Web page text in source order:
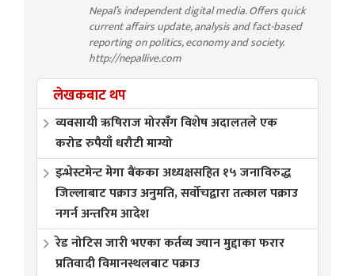
Nepal’s independent digital media. Offers quick
current affairs update, analysis and fact-based
reporting on politics, economy and society.
http://nepallive.com
लेखकबाट थप
व्यवसायी ऋषिराज मोरसँग विशेष अदालतले एक
करोड रुपैयाँ धरौटी माग्यो
इन्भेस्टमेन्ट मेगा बैंकका अध्यक्षसहित १५ जनाविरुद्ध
जिल्लाबाट पक्राउ अनुमति, सर्वोचद्वारा तत्काल पक्राउ
नगर्न अन्तरिम आदेश
रेड नोटिस जारी भएका कर्तव्य ज्यान मुद्दाका फरार
प्रतिवादी विमानस्थलबाट पक्राउ